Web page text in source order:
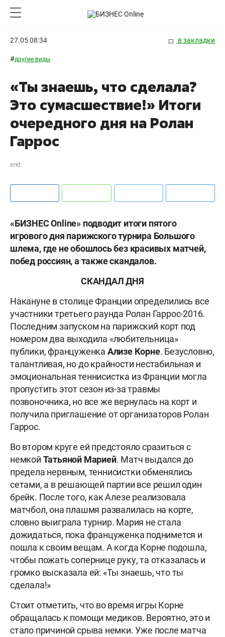
27.05 08:34 в закладки
#другие виды
«Ты знаешь, что сделала?
Это сумасшествие!» Итоги
очередного дня на Ролан
Гаррос
erid:
«БИЗНЕС Online» подводит итоги пятого
игрового дня парижского турнира Большого
шлема, где не обошлось без красивых матчей,
побед россиян, а также скандалов.
СКАНДАЛ ДНЯ
Накануне в столице Франции определились все
участники третьего раунда Ролан Гаррос-2016.
Последним запуском на парижский корт под
номером два выходила «любительница»
публики, француженка Ализе Корне. Безусловно,
талантливая, но до крайности нестабильная и
эмоциональная теннисистка из Франции могла
пропустить этот сезон из-за травмы
позвоночника, но все же вернулась на корт и
получила приглашение от организаторов Ролан
Гаррос.
Во втором круге ей предстояло сразиться с
немкой Татьяной Марией. Матч выдался до
предела нервным, теннисистки обменялись
сетами, а в решающей партии все решил один
брейк. После того, как Алезе реализовала
матчбол, она плашмя развалилась на корте,
словно выиграла турнир. Мария не стала
дожидаться, пока француженка поднимется и
пошла к своим вещам. А когда Корне подошла,
чтобы пожать сопернице руку, та отказалась и
громко высказала ей: «Ты знаешь, что ты
сделала!»
Стоит отметить, что во время игры Корне
обращалась к помощи медиков. Вероятно, это и
стало причиной срыва немки. Уже после матча